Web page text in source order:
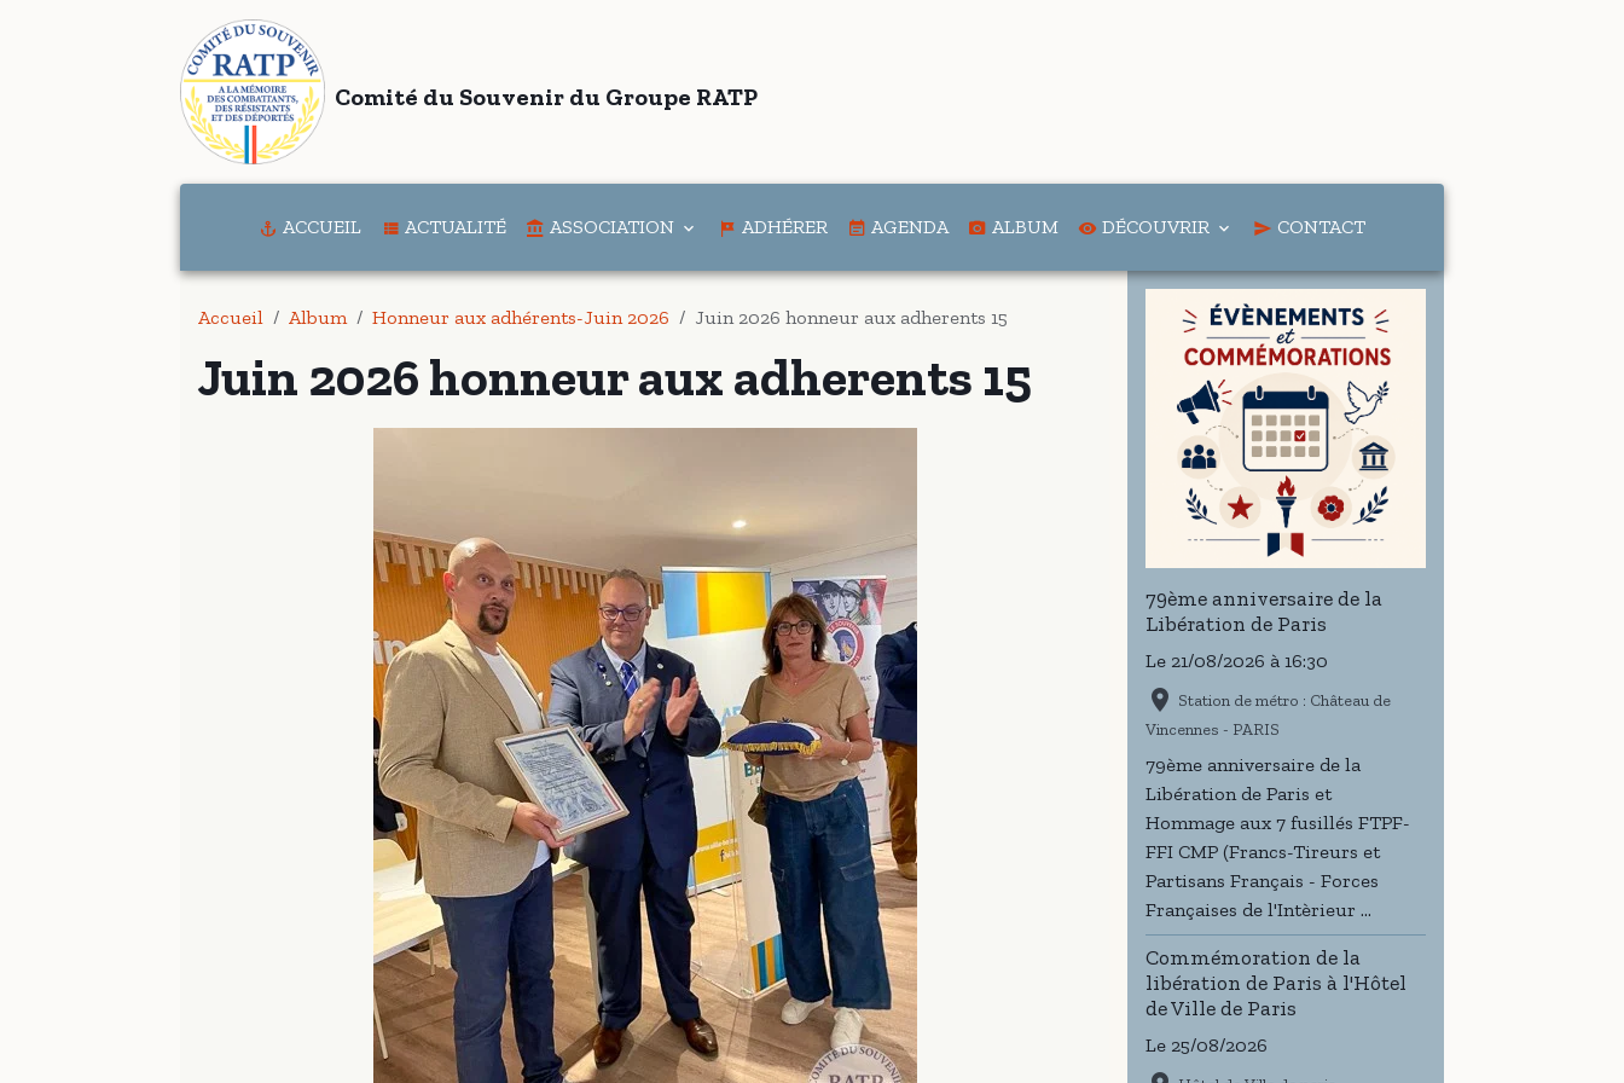
Comité du Souvenir du Groupe RATP
ACCUEIL ACTUALITÉ ASSOCIATION ADHÉRER AGENDA ALBUM DÉCOUVRIR CONTACT
Accueil Album Honneur aux adhérents-Juin 2026 Juin 2026 honneur aux adherents 15
Juin 2026 honneur aux adherents 15
79ème anniversaire de la
Libération de Paris
Le 21/08/2026 à 16:30
Station de métro : Château de
Vincennes - PARIS
79ème anniversaire de la
Libération de Paris et
Hommage aux 7 fusillés FTPF-
FFI CMP (Francs-Tireurs et
Partisans Français - Forces
Françaises de l'Intèrieur ...
Commémoration de la
libération de Paris à l'Hôtel
de Ville de Paris
Le 25/08/2026